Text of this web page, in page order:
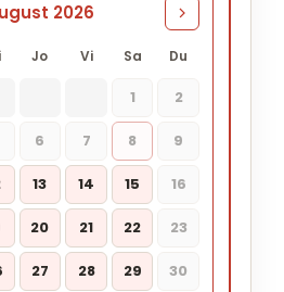
2026
Jo Vi Sa Du
1 2
6 7 8 9
13 14 15 16
20 21 22 23
27 28 29 30